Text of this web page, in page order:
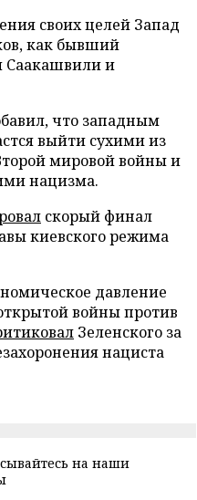
своих целей Запад
как бывший
Саакашвили и
что западным
выйти сухими из
мировой войны и
нацизма.
скорый финал
киевского режима
давление
войны против
Зеленского за
нациста
на наши